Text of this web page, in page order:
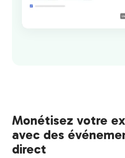
Monétisez votre
avec des
direct